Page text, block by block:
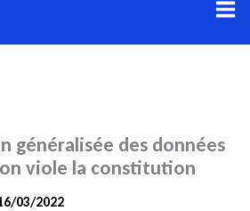
généralisée des données
viole la constitution
03/2022